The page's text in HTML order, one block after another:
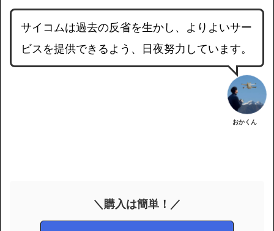
サイコムは過去の反省を生かし、よりよいサー
ビスを提供できるよう、日夜努力しています。
おかくん
＼購入は簡単！／